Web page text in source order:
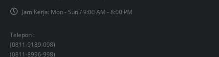
Jam Kerja: Mon - Sun / 9:00 AM - 8:00 PM
Telepon :
(0811-9189-098)
(0811-8996-998)